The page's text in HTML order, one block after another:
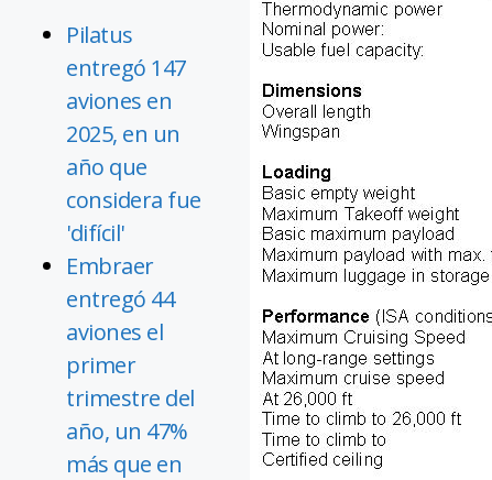
Pilatus
entregó 147
aviones en
2025, en un
año que
considera fue
'difícil'
Embraer
entregó 44
aviones el
primer
trimestre del
año, un 47%
más que en